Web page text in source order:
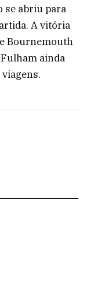
se abriu para
A vitória
Bournemouth
ainda